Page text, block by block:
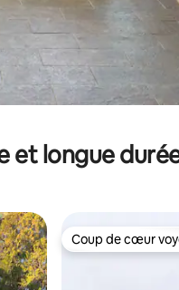
et longue
appréciés Coup de cœur
Coup de cœur